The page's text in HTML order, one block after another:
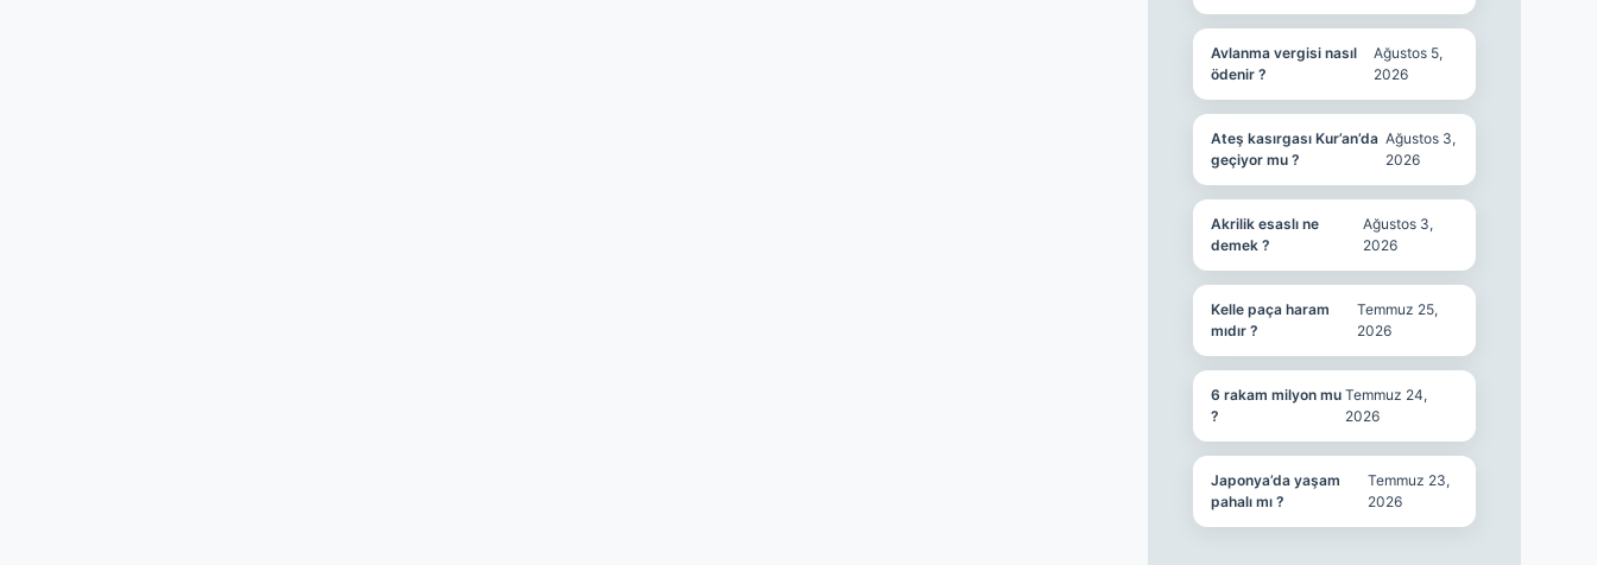
Avlanma vergisi nasıl
ödenir ?
Ağustos 5,
2026
Ateş kasırgası Kur’an’da
geçiyor mu ?
Ağustos 3,
2026
Akrilik esaslı ne
demek ?
Ağustos 3,
2026
Kelle paça haram
mıdır ?
Temmuz 25,
2026
6 rakam milyon mu
?
Temmuz 24,
2026
Japonya’da yaşam
pahalı mı ?
Temmuz 23,
2026